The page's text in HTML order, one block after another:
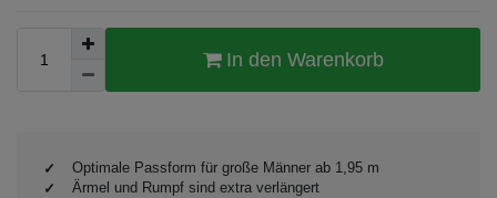
In den Warenkorb
Optimale Passform für große Männer ab 1,95 m
Ärmel und Rumpf sind extra verlängert